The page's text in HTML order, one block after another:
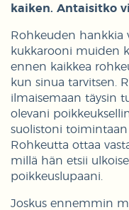
kaiken. Antaisitko
Rohkeuden hankkia
kukkarooni muiden
ennen kaikkea
kun sinua tarvitsen.
ilmaisemaan täysin
olevani
suolistoni toimintaan
Rohkeutta ottaa
millä hän etsii
poikkeuslupaani.
Joskus ennemmin